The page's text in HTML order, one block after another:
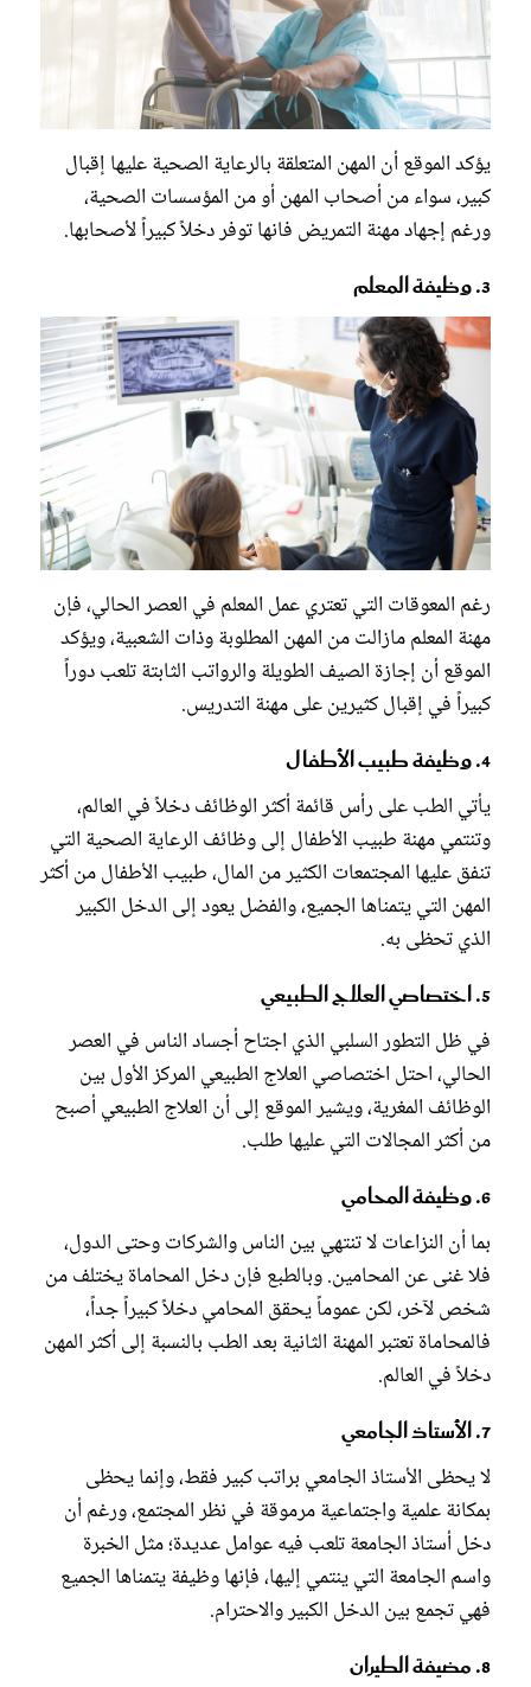
يؤكد الموقع أن المهن المتعلقة بالرعاية الصحية عليها إقبال
كبير، سواء من أصحاب المهن أو من المؤسسات الصحية،
ورغم إجهاد مهنة التمريض فانها توفر دخلاً كبيراً لأصحابها.
3. وظيفة المعلم
رغم المعوقات التي تعتري عمل المعلم في العصر الحالي، فإن
مهنة المعلم مازالت من المهن المطلوبة وذات الشعبية، ويؤكد
الموقع أن إجازة الصيف الطويلة والرواتب الثابتة تلعب دوراً
كبيراً في إقبال كثيرين على مهنة التدريس.
4. وظيفة طبيب الأطفال
يأتي الطب على رأس قائمة أكثر الوظائف دخلاً في العالم،
وتنتمي مهنة طبيب الأطفال إلى وظائف الرعاية الصحية التي
تنفق عليها المجتمعات الكثير من المال، طبيب الأطفال من أكثر
المهن التي يتمناها الجميع، والفضل يعود إلى الدخل الكبير
الذي تحظى به.
5. اختصاصي العلاج الطبيعي
في ظل التطور السلبي الذي اجتاح أجساد الناس في العصر
الحالي، احتل اختصاصي العلاج الطبيعي المركز الأول بين
الوظائف المغرية، ويشير الموقع إلى أن العلاج الطبيعي أصبح
من أكثر المجالات التي عليها طلب.
6. وظيفة المحامي
بما أن النزاعات لا تنتهي بين الناس والشركات وحتى الدول،
فلا غنى عن المحامين. وبالطبع فإن دخل المحاماة يختلف من
شخص لآخر، لكن عموماً يحقق المحامي دخلاً كبيراً جداً،
فالمحاماة تعتبر المهنة الثانية بعد الطب بالنسبة إلى أكثر المهن
دخلاً في العالم.
7. الأستاذ الجامعي
لا يحظى الأستاذ الجامعي براتب كبير فقط، وإنما يحظى
بمكانة علمية واجتماعية مرموقة في نظر المجتمع، ورغم أن
دخل أستاذ الجامعة تلعب فيه عوامل عديدة؛ مثل الخبرة
واسم الجامعة التي ينتمي إليها، فإنها وظيفة يتمناها الجميع
فهي تجمع بين الدخل الكبير والاحترام.
8. مضيفة الطيران